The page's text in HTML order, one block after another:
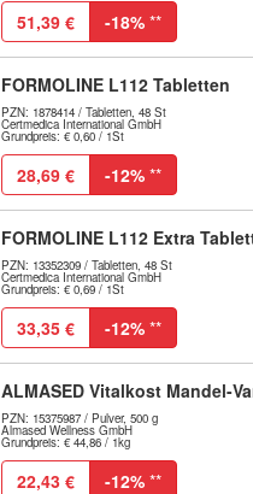
51,39 € -18% **
FORMOLINE L112 Tabletten
PZN: 1878414 / Tabletten, 48 St
Certmedica International GmbH
Grundpreis: € 0,60 / 1St
28,69 € -12% **
FORMOLINE L112 Extra
PZN: 13352309 / Tabletten, 48 St
Certmedica International GmbH
Grundpreis: € 0,69 / 1St
33,35 € -12% **
ALMASED Vitalkost Mandel-
PZN: 15375987 / Pulver, 500 g
Almased Wellness GmbH
Grundpreis: € 44,86 / 1kg
22,43 € -12% **